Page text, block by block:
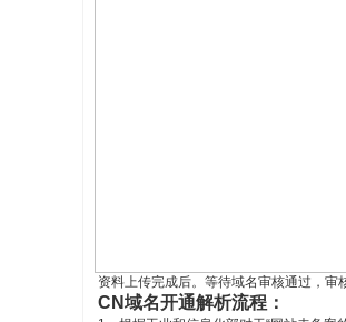
资料上传完成后。等待域名审核通过，审
CN域名开通解析流程：